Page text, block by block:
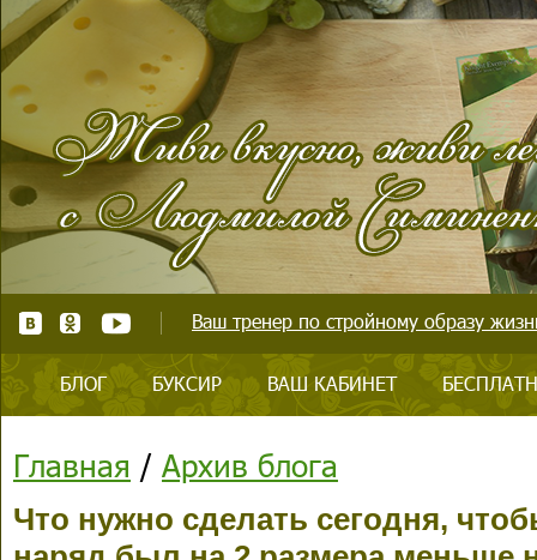
Ваш тренер по стройному образу
БЛОГ БУКСИР ВАШ КАБИНЕТ
Главная / Архив блога
Что нужно сделать сегодня,